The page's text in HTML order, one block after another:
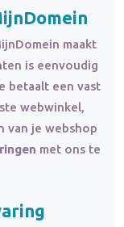
maakt
is eenvoudig
betaalt een vast
webwinkel,
van je webshop
met ons te